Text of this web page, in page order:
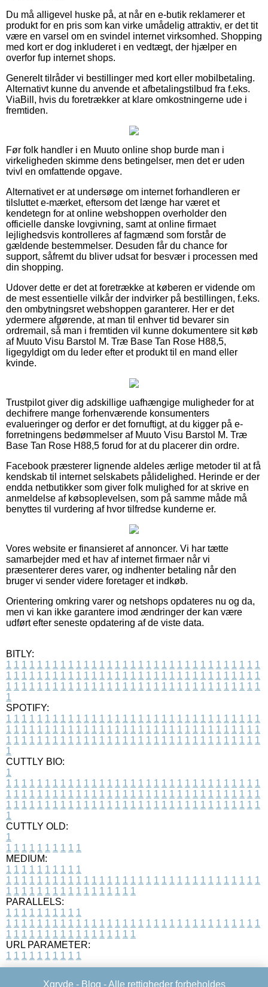
Du må alligevel huske på, at når en e-butik reklamerer et
produkt for en pris som kan virke umådelig attraktiv, er det tit
være en varsel om en svindel internet virksomhed. Shopping
med kort er dog inkluderet i en vedtægt, der hjælper en
overfor fup internet shops.
Generelt tilråder vi bestillinger med kort eller mobilbetaling.
Alternativt kunne du anvende et afbetalingstilbud fra f.eks.
ViaBill, hvis du foretrækker at klare omkostningerne ude i
fremtiden.
Før folk handler i en Muuto online shop burde man i
virkeligheden skimme dens betingelser, men det er uden
tvivl en omfattende opgave.
Alternativet er at undersøge om internet forhandleren er
tilsluttet e-mærket, eftersom det længe har været et
kendetegn for at online webshoppen overholder den
officielle danske lovgivning, samt at online firmaet
lejlighedsvis kontrolleres af fagmænd som forstår de
gældende bestemmelser. Desuden får du chance for
support, såfremt du bliver udsat for besvær i processen med
din shopping.
Udover dette er det at foretrække at køberen er vidende om
de mest essentielle vilkår der indvirker på bestillingen, f.eks.
den ombytningsret webshoppen garanterer. Her er det
ydermere afgørende, at man til enhver tid bevarer sin
ordremail, så man i fremtiden vil kunne dokumentere sit køb
af Muuto Visu Barstol M. Træ Base Tan Rose H88,5,
ligegyldigt om du leder efter et produkt til en mand eller
kvinde.
Trustpilot giver dig adskillige uafhængige muligheder for at
dechifrere mange forhenværende konsumenters
evalueringer og derfor er det fornuftigt, at du kigger på e-
forretningens bedømmelser af Muuto Visu Barstol M. Træ
Base Tan Rose H88,5 forud for at du placerer din ordre.
Facebook præsterer lignende aldeles ærlige metoder til at få
kendskab til internet selskabets pålidelighed. Herinde er der
endda netbutikker som giver folk mulighed for at skrive en
anmeldelse af købsoplevelsen, som på samme måde må
benyttes til vurdering af hvor tilfredse kunderne er.
Vores website er finansieret af annoncer. Vi har tætte
samarbejder med et hav af internet firmaer når vi
præsenterer deres varer, og indhenter betaling når den
bruger vi sender videre foretager et indkøb.
Orientering omkring varer og netshops opdateres nu og da,
men vi kan ikke garantere imod ændringer der kan være
udført efter seneste opdatering af de viste data.
BITLY:
1 1 1 1 1 1 1 1 1 1 1 1 1 1 1 1 1 1 1 1 1 1 1 1 1 1 1 1 1 1 1 1 1
1 1 1 1 1 1 1 1 1 1 1 1 1 1 1 1 1 1 1 1 1 1 1 1 1 1 1 1 1 1 1 1 1
1 1 1 1 1 1 1 1 1 1 1 1 1 1 1 1 1 1 1 1 1 1 1 1 1 1 1 1 1 1 1 1 1
1
SPOTIFY:
1 1 1 1 1 1 1 1 1 1 1 1 1 1 1 1 1 1 1 1 1 1 1 1 1 1 1 1 1 1 1 1 1
1 1 1 1 1 1 1 1 1 1 1 1 1 1 1 1 1 1 1 1 1 1 1 1 1 1 1 1 1 1 1 1 1
1 1 1 1 1 1 1 1 1 1 1 1 1 1 1 1 1 1 1 1 1 1 1 1 1 1 1 1 1 1 1 1 1
1
CUTTLY BIO:
1
1 1 1 1 1 1 1 1 1 1 1 1 1 1 1 1 1 1 1 1 1 1 1 1 1 1 1 1 1 1 1 1 1
1 1 1 1 1 1 1 1 1 1 1 1 1 1 1 1 1 1 1 1 1 1 1 1 1 1 1 1 1 1 1 1 1
1 1 1 1 1 1 1 1 1 1 1 1 1 1 1 1 1 1 1 1 1 1 1 1 1 1 1 1 1 1 1 1 1
1
CUTTLY OLD:
1
1 1 1 1 1 1 1 1 1 1
MEDIUM:
1 1 1 1 1 1 1 1 1 1
1 1 1 1 1 1 1 1 1 1 1 1 1 1 1 1 1 1 1 1 1 1 1 1 1 1 1 1 1 1 1 1 1
1 1 1 1 1 1 1 1 1 1 1 1 1 1 1 1 1
PARALLELS:
1 1 1 1 1 1 1 1 1 1
1 1 1 1 1 1 1 1 1 1 1 1 1 1 1 1 1 1 1 1 1 1 1 1 1 1 1 1 1 1 1 1 1
1 1 1 1 1 1 1 1 1 1 1 1 1 1 1 1 1
URL PARAMETER:
1 1 1 1 1 1 1 1 1 1
Xgryde - Blog - Alle rettigheder forbeholdes